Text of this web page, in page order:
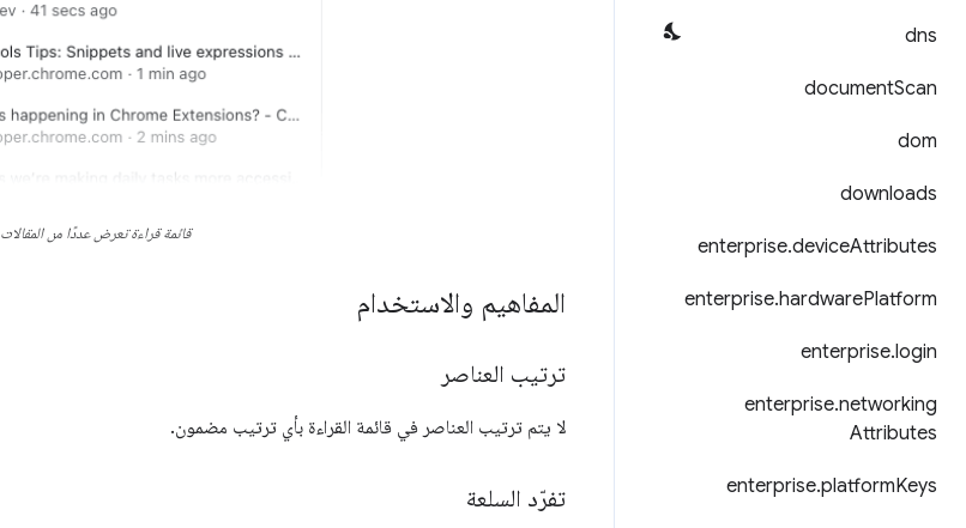
dns
documentScan
dom
downloads
enterprise.deviceAttributes
enterprise.hardwarePlatform
enterprise.login
enterprise.networking
Attributes
enterprise.platformKeys
قائمة قراءة تعرض عددًا من المقالات
المفاهيم والاستخدام
ترتيب العناصر
لا يتم ترتيب العناصر في قائمة القراءة بأي ترتيب مضمون.
تفرّد السلعة